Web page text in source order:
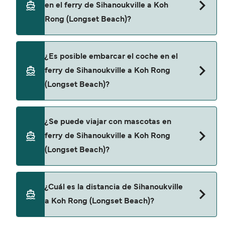
Speed Ferry Cambodia
buscador de ferry online. Además, también
puedes consultar nuestra página de ofertas para
descrubrir las últimas promociones y descuentos
en el ferry de Sihanoukville a Koh
Rong (Longset Beach)?
Sihanoukville a Koh Rong (Longset Beach) con:
Island Speed Ferry
G.T.V.C Boat
Speed Ferry Cambodia
¿Es posible embarcar el coche en el
ferry de Sihanoukville a Koh Rong
(Longset Beach)?
Rong (Longset Beach).
¿Se puede viajar con mascotas en
ferry de Sihanoukville a Koh Rong
(Longset Beach)?
¿Cuál es la distancia de Sihanoukville
a Koh Rong (Longset Beach)?